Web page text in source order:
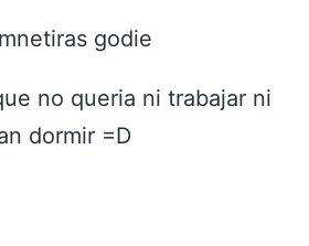
godie
no queria ni trabajar ni
dormir =D